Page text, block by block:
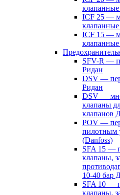
ICF 25 —
ICF 15 —
SFV-R —
Ридан
DSV —
Ридан
DSV —
клапаны
клапанов
POV —
пилотным
(Danfoss)
SFA 15 —
клапаны,
10-40 бар
SFA 10 —
клапаны,